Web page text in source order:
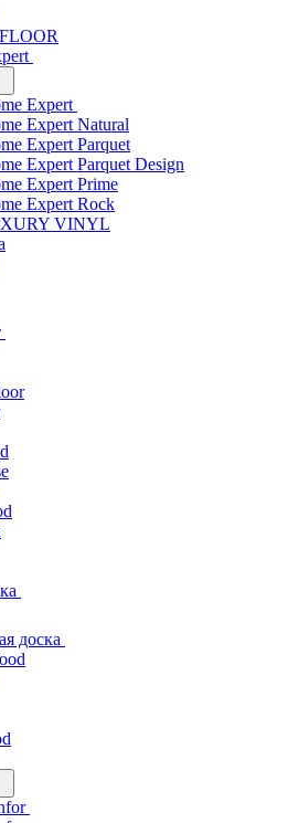
Expert
Expert Natural
Expert Parquet
Expert Parquet Design
Expert Prime
Expert Rock
VINYL
доска